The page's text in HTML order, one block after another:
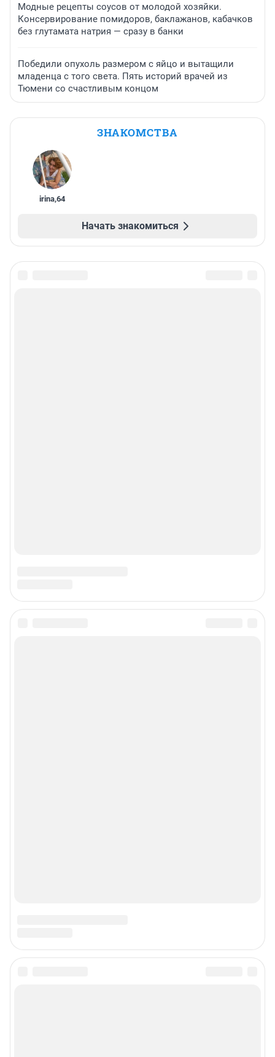
Модные рецепты соусов от молодой хозяйки.
Консервирование помидоров, баклажанов, кабачков
без глутамата натрия — сразу в банки
Победили опухоль размером с яйцо и вытащили
младенца с того света. Пять историй врачей из
Тюмени со счастливым концом
ЗНАКОМСТВА
irina,64
Начать знакомиться